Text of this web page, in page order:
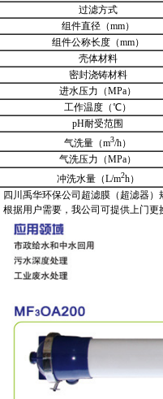
过滤方式
组件直径（mm）
组件公称长度（mm）
壳体材料
密封浇铸材料
进水压力（MPa）
工作温度（℃）
pH耐受范围
气洗量（m3/h）
气洗压力（MPa）
冲洗水量（L/m2h）
四川禹华环保公司超滤膜（超滤器
根据用户需要，我公司可提供上门更